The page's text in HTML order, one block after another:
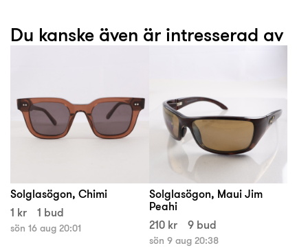
Du kanske även är intresserad av
Solglasögon, Chimi
1 kr
1 bud
sön 16 aug 20:01
Solglasögon, Maui Jim
Peahi
210 kr
9 bud
sön 9 aug 20:38